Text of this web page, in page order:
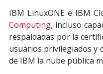
IBM LinuxONE e IBM
Computing, incluso
respaldadas por la
usuarios privilegiados y
de IBM la nube pública